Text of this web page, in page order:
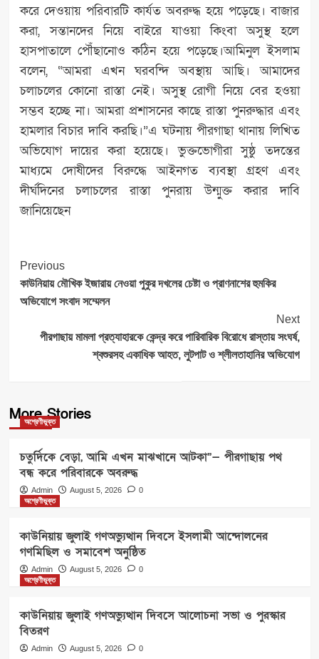
করে দেওয়ায় পরিবারটি কার্যত অবরুদ্ধ হয়ে পড়েছে। বাজার
করা, সন্তানদের নিয়ে বাইরে যাওয়া কিংবা অসুস্থ হলে
হাসপাতালে পৌঁছানোও কঠিন হয়ে পড়েছে।আমিনুল ইসলাম
বলেন, “আমরা এখন ঘরবন্দি অবস্থায় আছি। আমাদের
চলাচলের কোনো রাস্তা নেই। অসুস্থ রোগী নিয়ে বের হওয়া
সম্ভব হচ্ছে না। আমরা প্রশাসনের কাছে রাস্তা পুনরুদ্ধার এবং
হামলার বিচার দাবি করছি।”এ ঘটনায় পীরগাছা থানায় লিখিত
অভিযোগ দায়ের করা হয়েছে। ভুক্তভোগীরা সুষ্ঠু তদন্তের
মাধ্যমে দোষীদের বিরুদ্ধে আইনগত ব্যবস্থা গ্রহণ এবং
দীর্ঘদিনের চলাচলের রাস্তা পুনরায় উন্মুক্ত করার দাবি
জানিয়েছেন
Post
Navigation
Previous
কাউনিয়ায় মৌখিক ইজারায় নেওয়া পুকুর দখলের চেষ্টা ও প্রাণনাশের হুমকির
অভিযোগে সংবাদ সম্মেলন
Next
পীরগাছায় মামলা প্রত্যাহারকে কেন্দ্র করে পারিবারিক বিরোধে রাস্তায় সংঘর্ষ,
শ্বশুরসহ একাধিক আহত, লুটপাট ও শ্লীলতাহানির অভিযোগ
More Stories
অশ্রেণীভুক্ত
চতুর্দিকে বেড়া, আমি এখন মাঝখানে আটকা”— পীরগাছায় পথ
বন্ধ করে পরিবারকে অবরুদ্ধ
Admin August 5, 2026
0
অশ্রেণীভুক্ত
কাউনিয়ায় জুলাই গণঅভ্যুত্থান দিবসে ইসলামী আন্দোলনের
গণমিছিল ও সমাবেশ অনুষ্ঠিত
Admin August 5, 2026
0
অশ্রেণীভুক্ত
কাউনিয়ায় জুলাই গণঅভ্যুত্থান দিবসে আলোচনা সভা ও পুরস্কার
বিতরণ
Admin August 5, 2026 0